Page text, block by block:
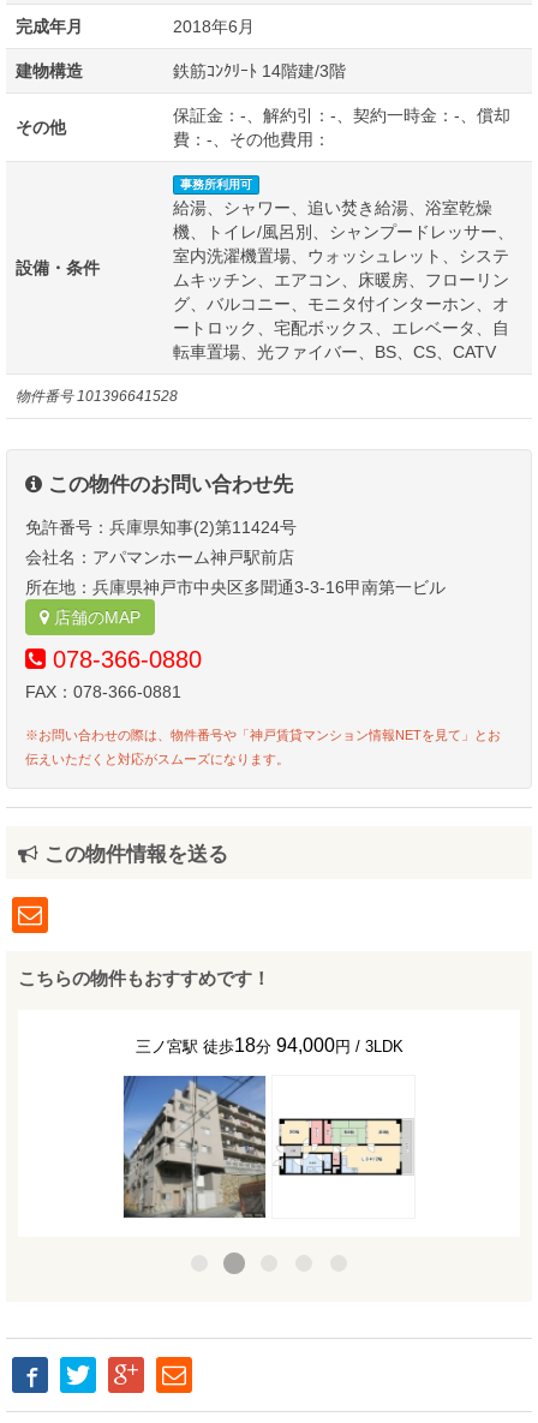
物件番号101396641528
完成年月 2018年6月
建物構造 鉄筋ｺﾝｸﾘｰﾄ 14階建/3階
その他
保証金：-、解約引：-、契約一時金：-、償却
費：-、その他費用：
設備・条件
事務所利用可
給湯、シャワー、追い焚き給湯、浴室乾燥
機、トイレ/風呂別、シャンプードレッサー、
室内洗濯機置場、ウォッシュレット、システ
ムキッチン、エアコン、床暖房、フローリン
グ、バルコニー、モニタ付インターホン、オ
ートロック、宅配ボックス、エレベータ、自
転車置場、光ファイバー、BS、CS、CATV
この物件のお問い合わせ先
免許番号：兵庫県知事(2)第11424号
会社名：アパマンホーム神戸駅前店
所在地：兵庫県神戸市中央区多聞通3-3-16甲南第一ビル
店舗のMAP
078-366-0880
FAX：078-366-0881
※お問い合わせの際は、物件番号や「神戸賃貸マンション情報NETを見て」とお
伝えいただくと対応がスムーズになります。
この物件情報を送る
こちらの物件もおすすめです！
三ノ宮駅 徒歩18分 94,000円 / 3LDK